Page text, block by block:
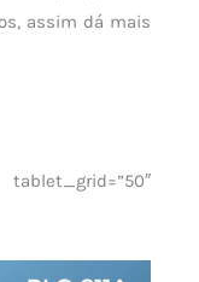
assim dá mais